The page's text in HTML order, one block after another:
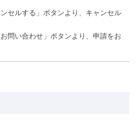
セルする」ボタンより、キャンセル
問い合わせ」ボタンより、申請をお